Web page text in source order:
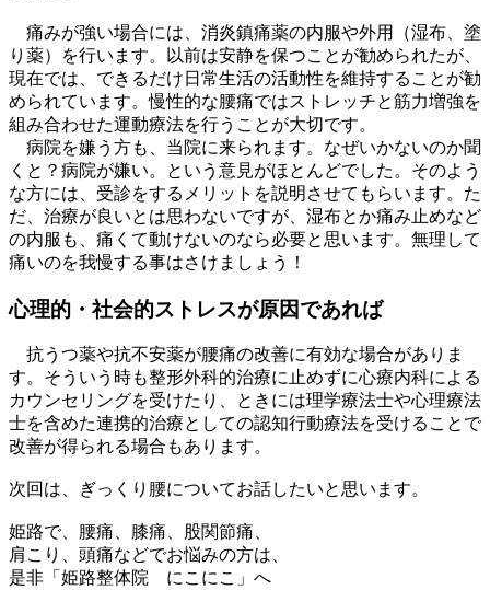
痛みが強い場合には、消炎鎮痛薬の内服や外用（湿布、塗
り薬）を行います。以前は安静を保つことが勧められたが、
現在では、できるだけ日常生活の活動性を維持することが勧
められています。慢性的な腰痛ではストレッチと筋力増強を
組み合わせた運動療法を行うことが大切です。
病院を嫌う方も、当院に来られます。なぜいかないのか聞
くと？病院が嫌い。という意見がほとんどでした。そのよう
な方には、受診をするメリットを説明させてもらいます。た
だ、治療が良いとは思わないですが、湿布とか痛み止めなど
の内服も、痛くて動けないのなら必要と思います。無理して
痛いのを我慢する事はさけましょう！
心理的・社会的ストレスが原因であれば
抗うつ薬や抗不安薬が腰痛の改善に有効な場合がありま
す。そういう時も整形外科的治療に止めずに心療内科による
カウンセリングを受けたり、ときには理学療法士や心理療法
士を含めた連携的治療としての認知行動療法を受けることで
改善が得られる場合もあります。
次回は、ぎっくり腰についてお話したいと思います。
姫路で、腰痛、膝痛、股関節痛、
肩こり、頭痛などでお悩みの方は、
是非「姫路整体院 にこにこ」へ